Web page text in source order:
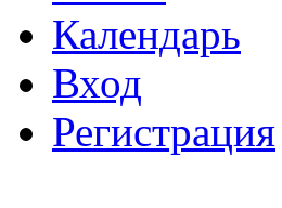
Календарь
Вход
Регистрация